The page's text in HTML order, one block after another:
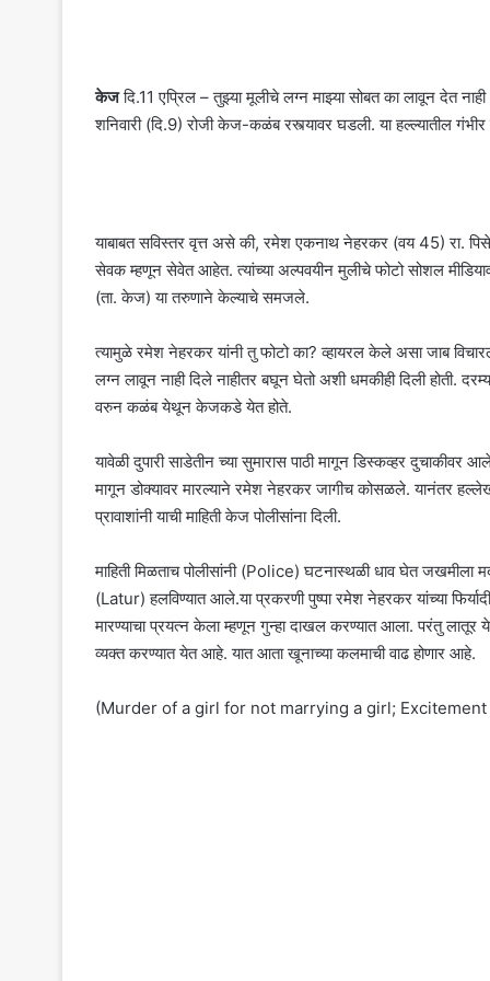
केजदि.11 एप्रिल – तुझ्या मूलीचे लग्न माझ्या सोबत का लावून देत
शनिवारी (दि.9) रोजी केज-कळंब रस्त्यावर घडली. या हल्ल्यातील
याबाबत सविस्तर वृत्त असे की, रमेश एकनाथ नेहरकर (वय 45) रा.
सेवक म्हणून सेवेत आहेत. त्यांच्या अल्पवयीन मुलीचे फोटो सोशल
(ता. केज) या तरुणाने केल्याचे समजले.
त्यामुळे रमेश नेहरकर यांनी तु फोटो का? व्हायरल केले असा जाब
लग्न लावून नाही दिले नाहीतर बघून घेतो अशी धमकीही दिली
वरुन कळंब येथून केजकडे येत होते.
यावेळी दुपारी साडेतीन च्या सुमारास पाठी मागून डिस्कव्हर दुचाकीवर
मागून डोक्यावर मारल्याने रमेश नेहरकर जागीच कोसळले. यानंतर
प्रावाशांनी याची माहिती केज पोलीसांना दिली.
माहिती मिळताच पोलीसांनी (Police) घटनास्थळी धाव घेत
(Latur) हलविण्यात आले.या प्रकरणी पुष्पा रमेश नेहरकर यांच्या
मारण्याचा प्रयत्न केला म्हणून गुन्हा दाखल करण्यात आला. परंतु
व्यक्त करण्यात येत आहे. यात आता खूनाच्या कलमाची वाढ होणार आहे.
(Murder of a girl for not marrying a girl; Excitement